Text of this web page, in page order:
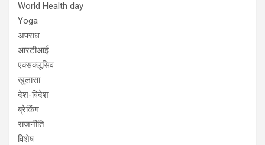
World Health day
Yoga
अपराध
आरटीआई
एक्सक्लूसिव
खुलासा
देश-विदेश
ब्रेकिंग
राजनीति
विशेष